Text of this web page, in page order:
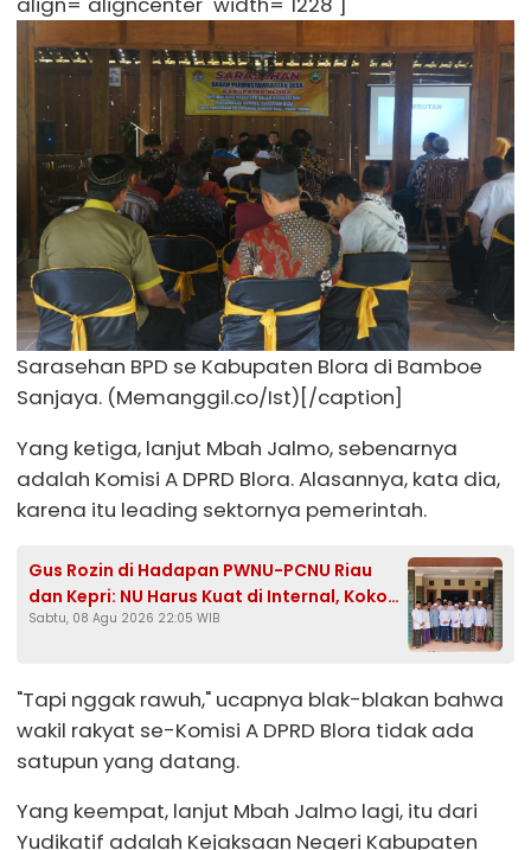
Sarasehan BPD se Kabupaten Blora di Bamboe
Sanjaya. (Memanggil.co/Ist)[/caption]
Yang ketiga, lanjut Mbah Jalmo, sebenarnya
adalah Komisi A DPRD Blora. Alasannya, kata dia,
karena itu leading sektornya pemerintah.
Gus Rozin di Hadapan PWNU-PCNU Riau
dan Kepri: NU Harus Kuat di Internal, Kokoh
di Pesantren, Kritis ke Pemerintah
Sabtu, 08 Agu 2026 22:05 WIB
"Tapi nggak rawuh," ucapnya blak-blakan bahwa
wakil rakyat se-Komisi A DPRD Blora tidak ada
satupun yang datang.
Yang keempat, lanjut Mbah Jalmo lagi, itu dari
Yudikatif adalah Kejaksaan Negeri Kabupaten